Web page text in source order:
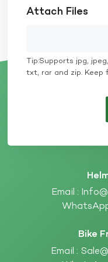
Attach Files
Tip:Supports jpg,
txt, rar and zip. Keep
Email :
Bike
Email :